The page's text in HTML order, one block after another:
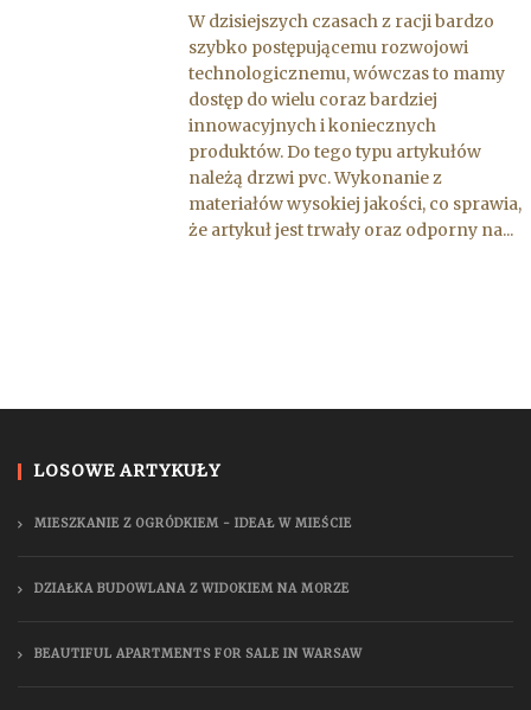
W dzisiejszych czasach z racji bardzo
szybko postępującemu rozwojowi
technologicznemu, wówczas to mamy
dostęp do wielu coraz bardziej
innowacyjnych i koniecznych
produktów. Do tego typu artykułów
należą drzwi pvc. Wykonanie z
materiałów wysokiej jakości, co sprawia,
że artykuł jest trwały oraz odporny na...
LOSOWE ARTYKUŁY
MIESZKANIE Z OGRÓDKIEM - IDEAŁ W MIEŚCIE
DZIAŁKA BUDOWLANA Z WIDOKIEM NA MORZE
BEAUTIFUL APARTMENTS FOR SALE IN WARSAW